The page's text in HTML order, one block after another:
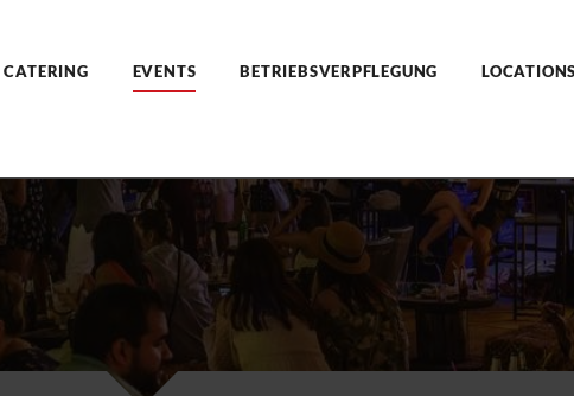
CATERING EVENTS BETRIEBSVERPFLEGUNG LOCATIONS